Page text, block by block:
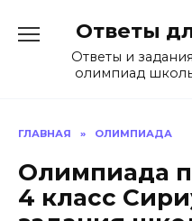
содержанию
Ответы
Ответы и
олимпиад
ГЛАВНАЯ » ОЛИМПИАДА
Олимпиада
4 класс